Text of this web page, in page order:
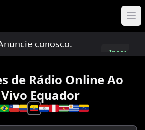
conosco. Vagas de
Inscreva-
de Rádio Online Ao
Vivo Equador
Selecione um país